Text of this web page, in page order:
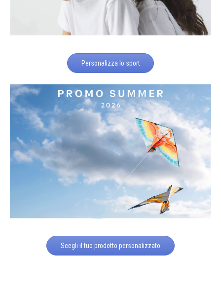
Personalizza lo sport
Scegli il tuo prodotto personalizzato